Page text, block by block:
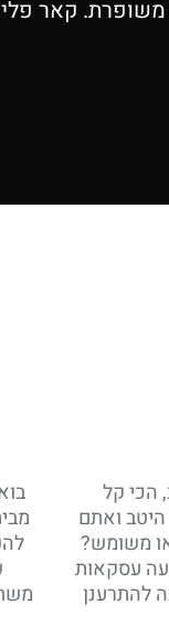
הכי קל
ואתם
משומש?
עסקאות
להתרענן